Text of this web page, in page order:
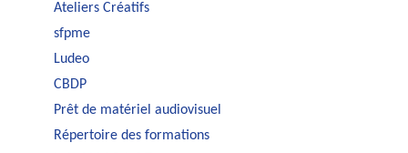
Ateliers Créatifs
sfpme
Ludeo
CBDP
Prêt de matériel audiovisuel
Répertoire des formations